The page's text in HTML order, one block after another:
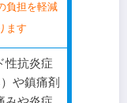
負担を軽減
ます
性抗炎症
や鎮痛剤